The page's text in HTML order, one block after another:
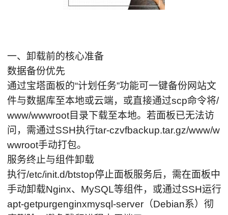
一、卸载前的核心准备
数据备份优先
通过宝塔面板的“计划任务”功能可一键备份网站文
件与数据库至本地或云端，或直接通过scp命令将/
www/wwwroot目录下载至本地。若面板已无法访
问，需通过SSH执行tar-czvfbackup.tar.gz/www/w
wwroot手动打包。
服务终止与组件卸载
执行/etc/init.d/btstop停止面板服务后，需在面板中
手动卸载Nginx、MySQL等组件，或通过SSH运行
apt-getpurgenginxmysql-server（Debian系）彻